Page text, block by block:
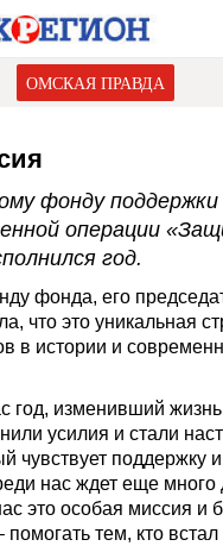
ОМСКАЯ ПРАВДА
фонду
операции
год.
фонда, его
что это уникальная
в истории и
год, изменивший
усилия и стали
чувствует поддержку
нас ждет еще много
это особая миссия и
помогать тем, кто